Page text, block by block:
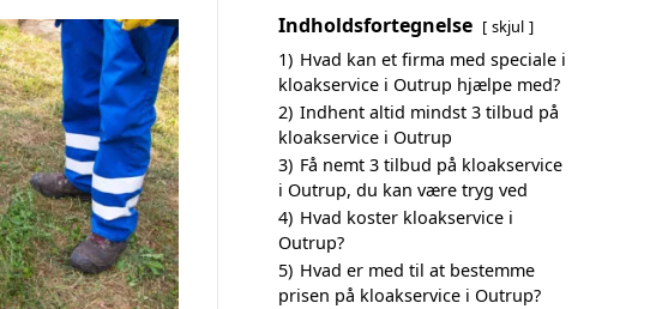
Indholdsfortegnelse skjul
1) Hvad kan et firma med speciale i
kloakservice i Outrup hjælpe med?
2) Indhent altid mindst 3 tilbud på
kloakservice i Outrup
3) Få nemt 3 tilbud på kloakservice
i Outrup, du kan være tryg ved
4) Hvad koster kloakservice i
Outrup?
5) Hvad er med til at bestemme
prisen på kloakservice i Outrup?